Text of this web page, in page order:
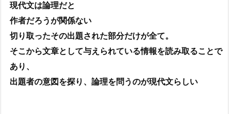
現代文は論理だと
作者だろうが関係ない
切り取ったその出題された部分だけが全て。
そこから文章として与えられている情報を読み取ることで
あり、
出題者の意図を探り、論理を問うのが現代文らしい